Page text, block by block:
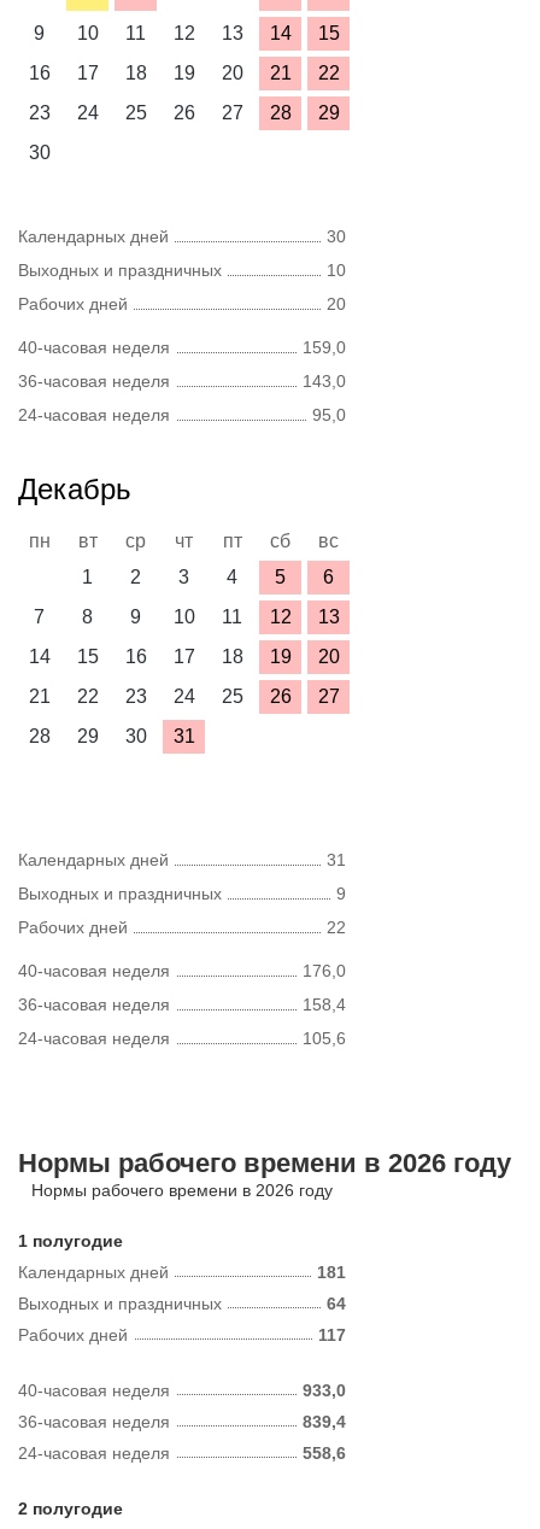
9
10 11 12 13 14
15
16
17 18 19 20 21
22
23
24 25 26 27 28
29
30
Календарных дней
30
Выходных и праздничных
10
Рабочих дней
20
40-часовая неделя
159,0
36-часовая неделя
143,0
24-часовая неделя
95,0
Декабрь
пн вт ср чт пт сб
вс
1
2 3 4 5
6
7
8 9 10 11 12
13
14
15 16 17 18 19
20
21
22 23 24 25 26
27
28
29 30 31
Календарных дней
31
Выходных и праздничных
9
Рабочих дней
22
40-часовая неделя
176,0
36-часовая неделя
158,4
24-часовая неделя
105,6
Нормы рабочего времени в 2026 году
Нормы рабочего времени в 2026 году
1 полугодие
Календарных дней
181
Рабочих дней 117
Выходных и праздничных 64
40-часовая неделя
933,0
36-часовая неделя
839,4
24-часовая неделя
558,6
2 полугодие